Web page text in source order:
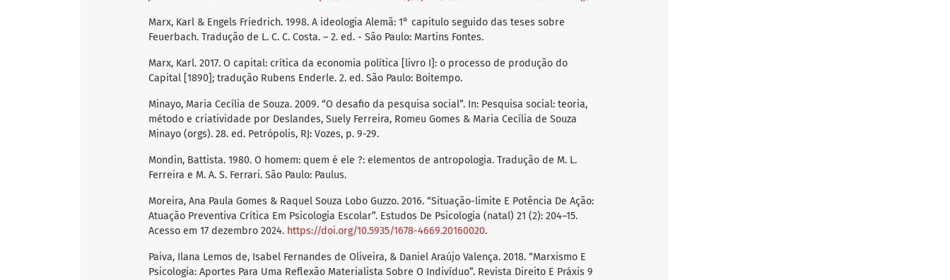
Marx, Karl & Engels Friedrich. 1998. A ideologia Alemã: 1° capitulo seguido das teses sobre
Feuerbach. Tradução de L. C. C. Costa. – 2. ed. - São Paulo: Martins Fontes.
Marx, Karl. 2017. O capital: crítica da economia política [livro I]: o processo de produção do
Capital [1890]; tradução Rubens Enderle. 2. ed. São Paulo: Boitempo.
Minayo, Maria Cecília de Souza. 2009. “O desafio da pesquisa social”. In: Pesquisa social: teoria,
método e criatividade por Deslandes, Suely Ferreira, Romeu Gomes & Maria Cecília de Souza
Minayo (orgs). 28. ed. Petrópolis, RJ: Vozes, p. 9-29.
Mondin, Battista. 1980. O homem: quem é ele ?: elementos de antropologia. Tradução de M. L.
Ferreira e M. A. S. Ferrari. São Paulo: Paulus.
Moreira, Ana Paula Gomes & Raquel Souza Lobo Guzzo. 2016. “Situação-limite E Potência De Ação:
Atuação Preventiva Crítica Em Psicologia Escolar”. Estudos De Psicologia (natal) 21 (2): 204–15.
Acesso em 17 dezembro 2024. https://doi.org/10.5935/1678-4669.20160020.
Paiva, Ilana Lemos de, Isabel Fernandes de Oliveira, & Daniel Araújo Valença. 2018. “Marxismo E
Psicologia: Aportes Para Uma Reflexão Materialista Sobre O Indivíduo”. Revista Direito E Práxis 9